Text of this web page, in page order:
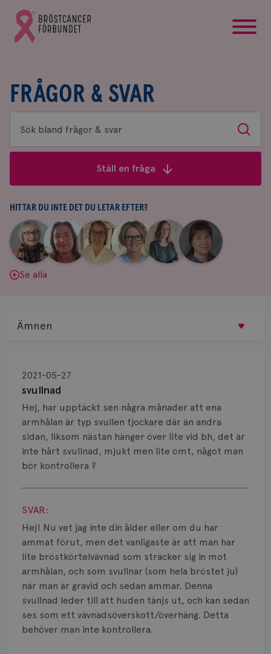
Gå
till
Bröstcancerförbundets
FRÅGOR & SVAR
Sök
bland
&
svar
Sök
Ställ en fråga
HITTAR DU INTE DET DU LETAR EFTER?
Aina
Johnsson
|
Anne
Andersson
Fredrika
Killander
|
Jeanette
Bäcklund
|
Maria
Edegran
|
Yvette
Andersson
Se alla
svullnad
2021-05-27
Hej, har upptäckt sen några månader att ena
armhålan är typ svullen tjockare där än andra
sidan, liksom nästan hänger över lite vid bh, det är
inte hårt svullnad, mjukt men lite ömt, något man
bör kontrollera ?
Visa svar
SVAR:
Hej! Nu vet jag inte din ålder eller om du har
ammat förut, men det vanligaste är att man har
lite bröstkörtelvävnad som sträcker sig in mot
armhålan, och som svullnar (som hela bröstet ju)
när man är gravid och sedan ammar. Denna
svullnad leder till att huden tänjs ut, och kan sedan
ses som ett vävnadsöverskott/överhäng. Detta
behöver man inte kontrollera.
Ämnen
Biopsi
Biverkningar
Bröstvårta
Knöl
Läkemedel
Smärta
Prognos
Risker
Spridd bröstcancer